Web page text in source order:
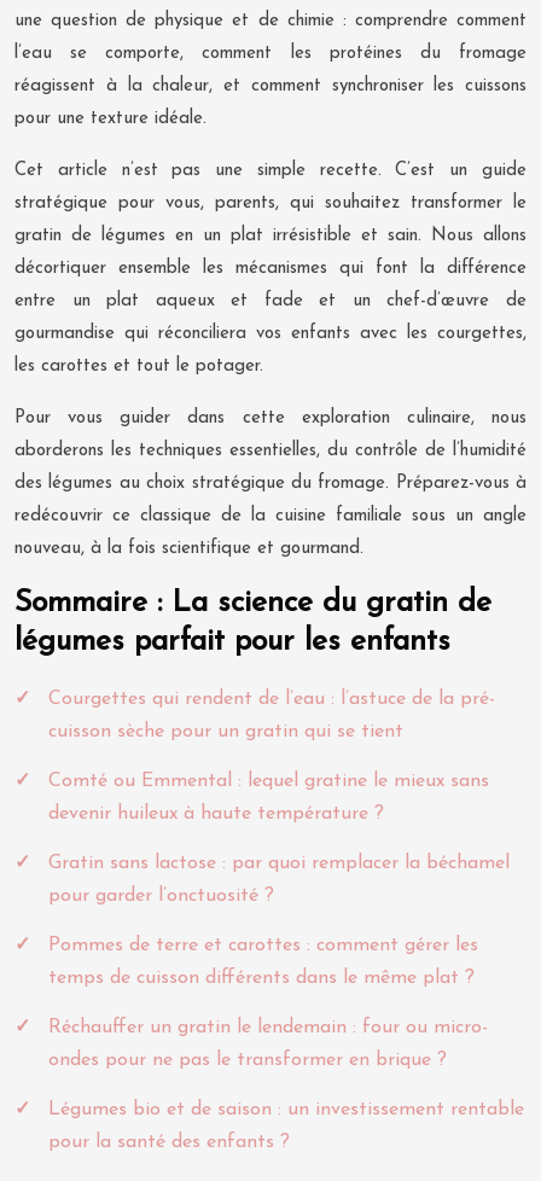
une question de physique et de chimie : comprendre comment
l’eau se comporte, comment les protéines du fromage
réagissent à la chaleur, et comment synchroniser les cuissons
pour une texture idéale.
Cet article n’est pas une simple recette. C’est un guide
stratégique pour vous, parents, qui souhaitez transformer le
gratin de légumes en un plat irrésistible et sain. Nous allons
décortiquer ensemble les mécanismes qui font la différence
entre un plat aqueux et fade et un chef-d’œuvre de
gourmandise qui réconciliera vos enfants avec les courgettes,
les carottes et tout le potager.
Pour vous guider dans cette exploration culinaire, nous
aborderons les techniques essentielles, du contrôle de l’humidité
des légumes au choix stratégique du fromage. Préparez-vous à
redécouvrir ce classique de la cuisine familiale sous un angle
nouveau, à la fois scientifique et gourmand.
Sommaire : La science du gratin de
légumes parfait pour les enfants
Courgettes qui rendent de l’eau : l’astuce de la pré-
cuisson sèche pour un gratin qui se tient
Comté ou Emmental : lequel gratine le mieux sans
devenir huileux à haute température ?
Gratin sans lactose : par quoi remplacer la béchamel
pour garder l’onctuosité ?
Pommes de terre et carottes : comment gérer les
temps de cuisson différents dans le même plat ?
Réchauffer un gratin le lendemain : four ou micro-
ondes pour ne pas le transformer en brique ?
Légumes bio et de saison : un investissement rentable
pour la santé des enfants ?